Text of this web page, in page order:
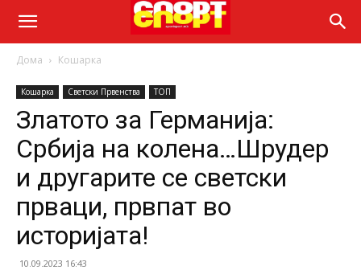
Дома Кошарка
Кошарка Светски Првенства ТОП
Златото за Германија:
Србија на колена…Шрудер
и другарите се светски
прваци, првпат во
историјата!
10.09.2023 16:43